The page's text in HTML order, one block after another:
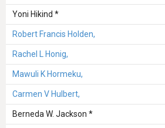
Yoni Hikind *
Robert Francis Holden,
Rachel L Honig,
Mawuli K Hormeku,
Carmen V Hulbert,
Berneda W. Jackson *